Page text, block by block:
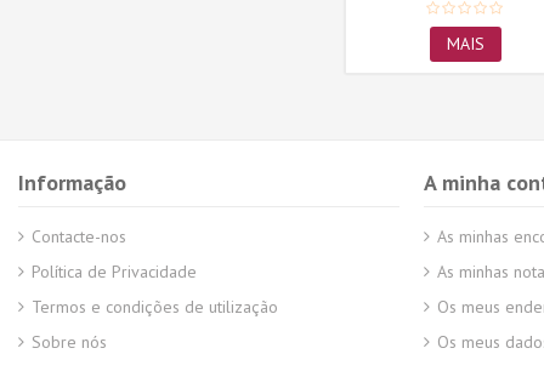
MAIS
Informação
Contacte-nos
Política de Privacidade
Termos e condições de utilização
Sobre nós
A minha
As minhas
As minhas
Os meus
Os meus